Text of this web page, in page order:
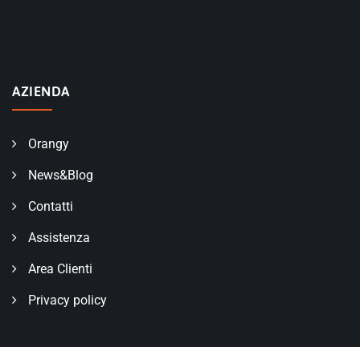
AZIENDA
Orangy
News&Blog
Contatti
Assistenza
Area Clienti
Privacy policy